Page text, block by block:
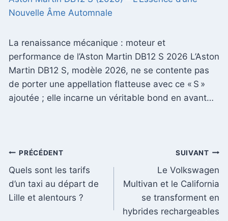
Nouvelle Âme Automnale
La renaissance mécanique : moteur et
performance de l’Aston Martin DB12 S 2026 L’Aston
Martin DB12 S, modèle 2026, ne se contente pas
de porter une appellation flatteuse avec ce « S »
ajoutée ; elle incarne un véritable bond en avant…
Navigation
de
l’article
PRÉCÉDENT
Quels sont les tarifs
d’un taxi au départ de
Lille et alentours ?
SUIVANT
Le Volkswagen
Multivan et le California
se transforment en
hybrides rechargeables